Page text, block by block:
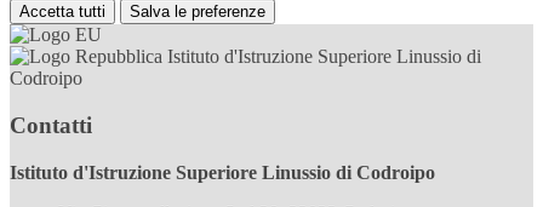
Accetta tutti Salva le preferenze
Istituto d'Istruzione Superiore Linussio di
Codroipo
Contatti
Istituto d'Istruzione Superiore Linussio di Codroipo